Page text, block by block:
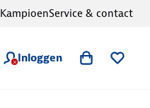
Inloggen
KampioenService & contact